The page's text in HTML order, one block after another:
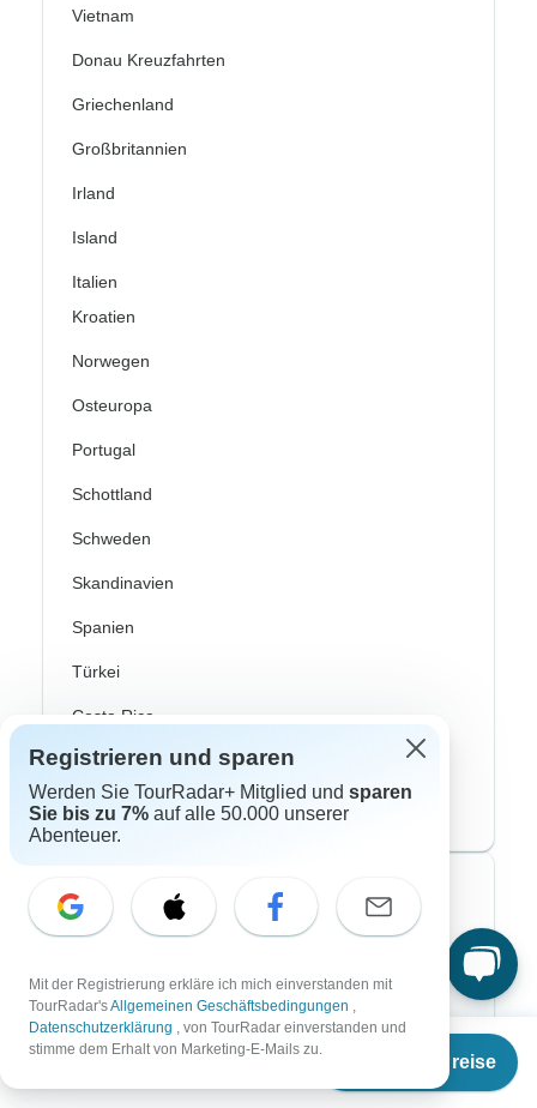
Termine & Preise
Vietnam
Donau Kreuzfahrten
Griechenland
Großbritannien
Irland
Island
Italien
Kroatien
Norwegen
Osteuropa
Portugal
Schottland
Schweden
Skandinavien
Spanien
Türkei
Costa Rica
Kanada
USA
Top Reiseveranstalter
Bavaria Fernreisen
Chamäleon
Registrieren und sparen
Werden Sie TourRadar+ Mitglied und sparen
Sie bis zu 7% auf alle 50.000 unserer
Abenteuer.
Mit der Registrierung erkläre ich mich einverstanden mit
TourRadar'sAllgemeinen Geschäftsbedingungen ,
Datenschutzerklärung , von TourRadar einverstanden und
stimme dem Erhalt von Marketing-E-Mails zu.